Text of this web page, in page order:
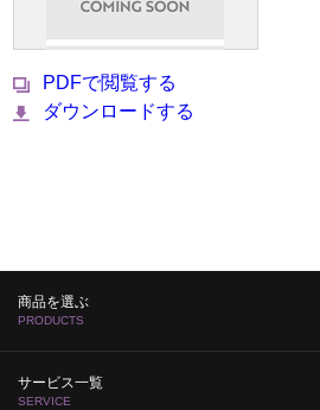
PDFで閲覧する
ダウンロードする
商品を選ぶ
PRODUCTS
サービス一覧
SERVICE